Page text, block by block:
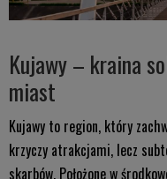
Kujawy – kraina
miast
Kujawy to region, który
krzyczy atrakcjami, lecz
skarbów. Położone w